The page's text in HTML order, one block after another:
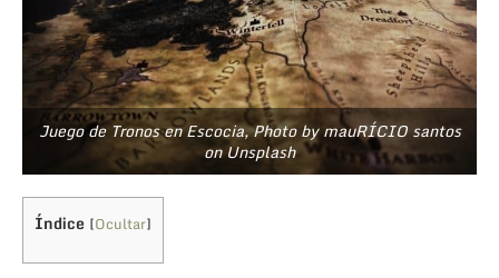
Juego de Tronos en Escocia, Photo by mauRÍCIO santos
on Unsplash
Índice [Ocultar]